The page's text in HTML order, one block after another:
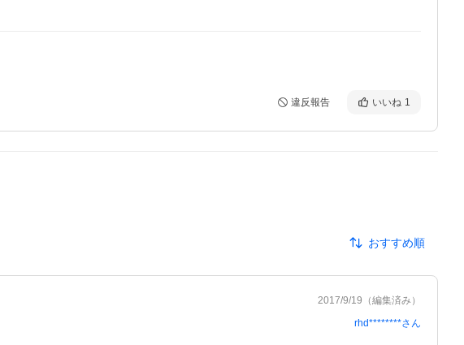
違反報告 いいね 1
おすすめ順
2017/9/19 （編集済み）
rhd********さん